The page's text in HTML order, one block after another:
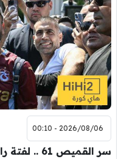
2026/08/06 - 00:10
سر القميص